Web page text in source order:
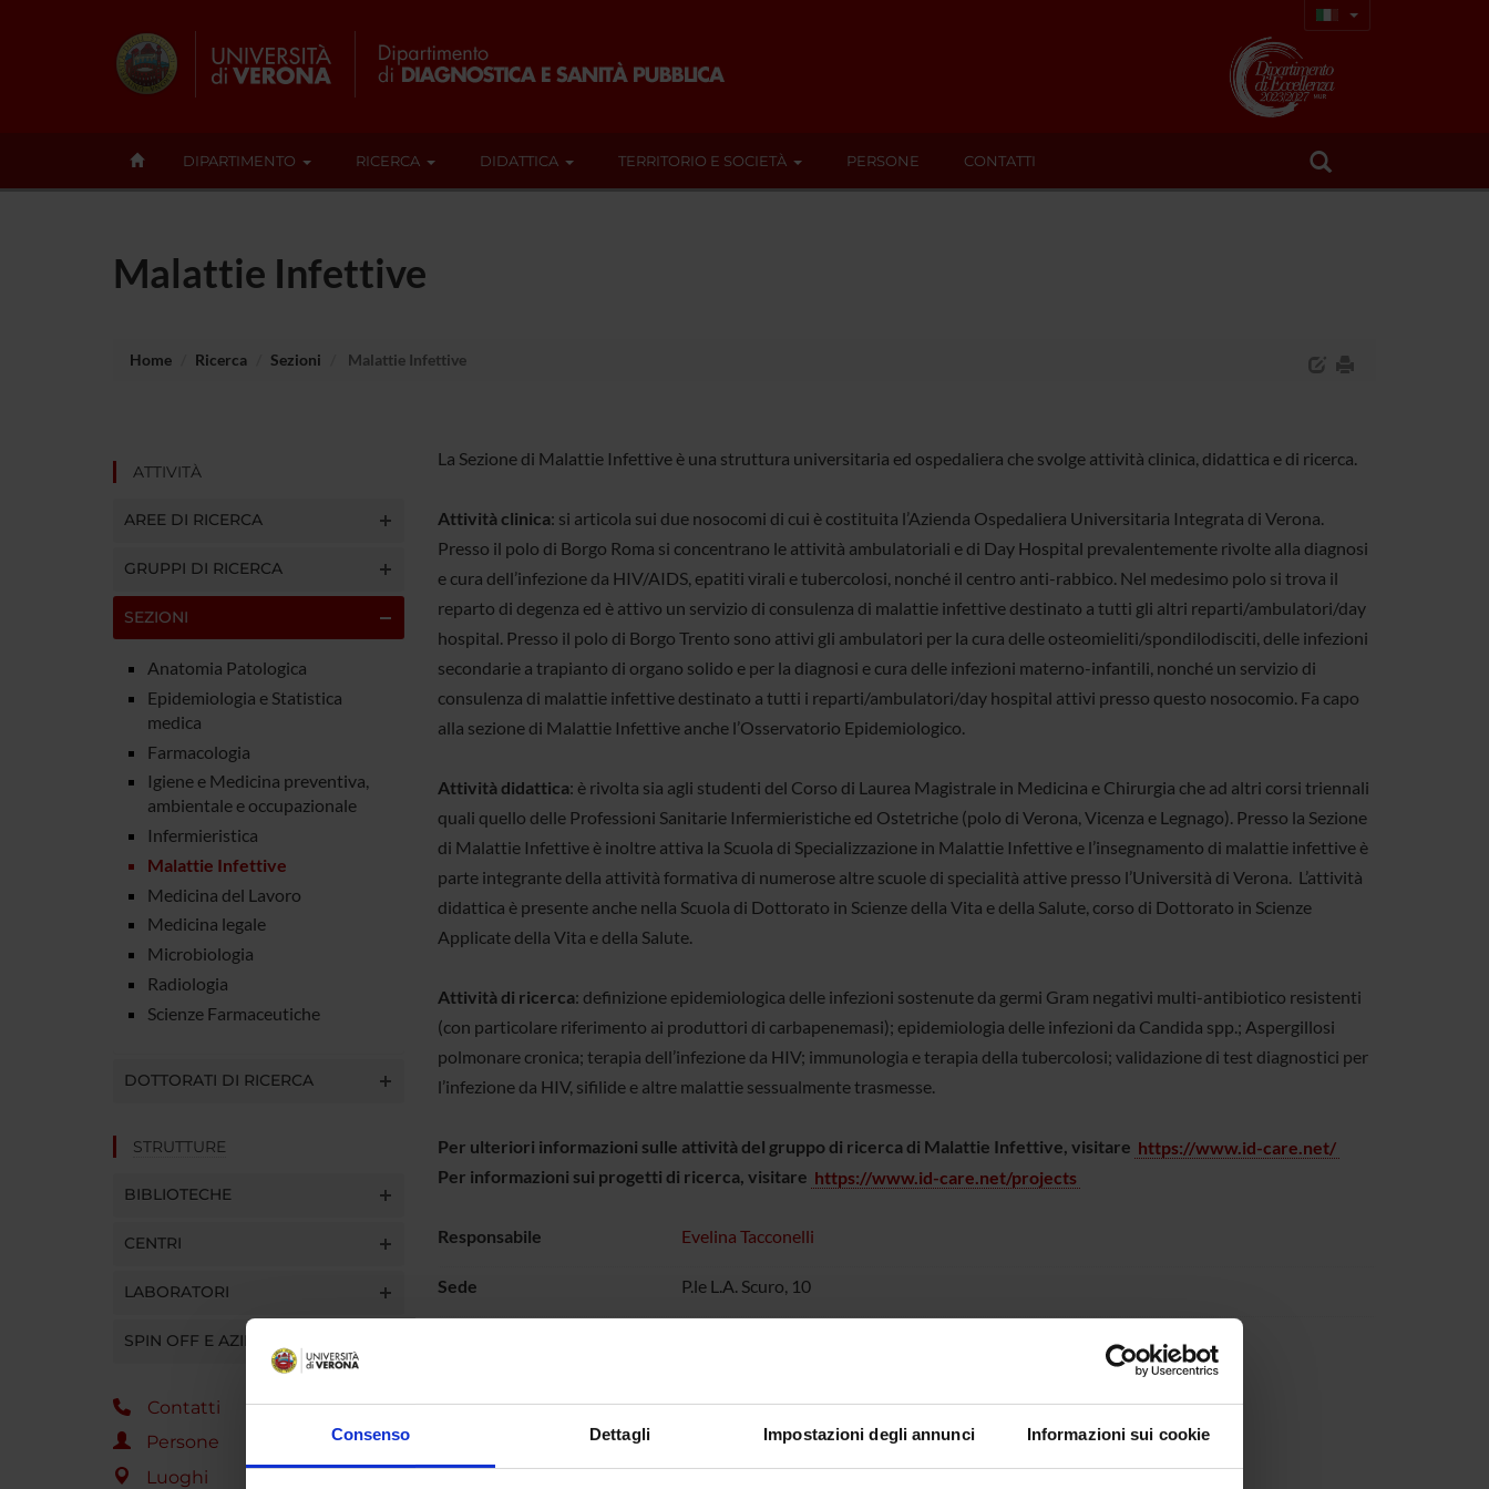
Consenso Dettagli Impostazioni degli annunci Informazioni sui cookie
DIPARTIMENTO RICERCA DIDATTICA TERRITORIO E SOCIETÀ PERSONE CONTATTI
Malattie Infettive
Home Ricerca Sezioni Malattie Infettive
ATTIVITÀ
AREE DI RICERCA
GRUPPI DI RICERCA
SEZIONI
Anatomia Patologica
Epidemiologia e Statistica
medica
Farmacologia
Igiene e Medicina preventiva,
ambientale e occupazionale
Infermieristica
Malattie Infettive
Medicina del Lavoro
Medicina legale
Microbiologia
Radiologia
Scienze Farmaceutiche
DOTTORATI DI RICERCA
STRUTTURE
BIBLIOTECHE
CENTRI
LABORATORI
SPIN OFF E AZIENDE
Contatti
Persone
Luoghi
La Sezione di Malattie Infettive è una struttura universitaria ed ospedaliera che svolge attività clinica, didattica e di ricerca.
Attività clinica: si articola sui due nosocomi di cui è costituita l’Azienda Ospedaliera Universitaria Integrata di Verona.
Presso il polo di Borgo Roma si concentrano le attività ambulatoriali e di Day Hospital prevalentemente rivolte alla diagnosi
e cura dell’infezione da HIV/AIDS, epatiti virali e tubercolosi, nonché il centro anti-rabbico. Nel medesimo polo si trova il
reparto di degenza ed è attivo un servizio di consulenza di malattie infettive destinato a tutti gli altri reparti/ambulatori/day
hospital. Presso il polo di Borgo Trento sono attivi gli ambulatori per la cura delle osteomieliti/spondilodisciti, delle infezioni
secondarie a trapianto di organo solido e per la diagnosi e cura delle infezioni materno-infantili, nonché un servizio di
consulenza di malattie infettive destinato a tutti i reparti/ambulatori/day hospital attivi presso questo nosocomio. Fa capo
alla sezione di Malattie Infettive anche l’Osservatorio Epidemiologico.
Attività didattica: è rivolta sia agli studenti del Corso di Laurea Magistrale in Medicina e Chirurgia che ad altri corsi triennali
quali quello delle Professioni Sanitarie Infermieristiche ed Ostetriche (polo di Verona, Vicenza e Legnago). Presso la Sezione
di Malattie Infettive è inoltre attiva la Scuola di Specializzazione in Malattie Infettive e l’insegnamento di malattie infettive è
parte integrante della attività formativa di numerose altre scuole di specialità attive presso l’Università di Verona. L’attività
didattica è presente anche nella Scuola di Dottorato in Scienze della Vita e della Salute, corso di Dottorato in Scienze
Applicate della Vita e della Salute.
Attività di ricerca: definizione epidemiologica delle infezioni sostenute da germi Gram negativi multi-antibiotico resistenti
(con particolare riferimento ai produttori di carbapenemasi); epidemiologia delle infezioni da Candida spp.; Aspergillosi
polmonare cronica; terapia dell’infezione da HIV; immunologia e terapia della tubercolosi; validazione di test diagnostici per
l’infezione da HIV, sifilide e altre malattie sessualmente trasmesse.
Per ulteriori informazioni sulle attività del gruppo di ricerca di Malattie Infettive, visitare https://www.id-care.net/
Per informazioni sui progetti di ricerca, visitare https://www.id-care.net/projects
Responsabile Evelina Tacconelli
Sede P.le L.A. Scuro, 10
Componenti Aree di ricerca Progetti